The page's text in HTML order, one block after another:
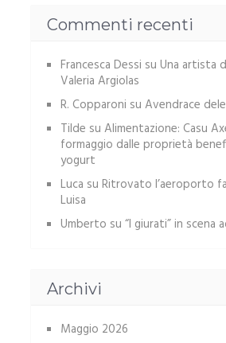
Commenti recenti
Francesca Dessi su Una artista
Valeria Argiolas
R. Copparoni su Avendrace
Tilde su Alimentazione: Casu
formaggio dalle proprietà
yogurt
Luca su Ritrovato l’aeroporto
Luisa
Umberto su “I giurati” in scena
Archivi
Maggio 2026